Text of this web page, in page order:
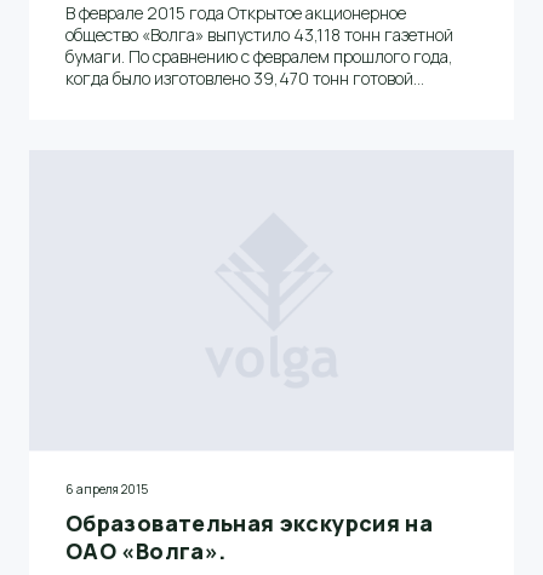
В феврале 2015 года Открытое акционерное
общество «Волга» выпустило 43,118 тонн газетной
бумаги. По сравнению с февралем прошлого года,
когда было изготовлено 39,470 тонн готовой
6 апреля 2015
Образовательная экскурсия на
ОАО «Волга».